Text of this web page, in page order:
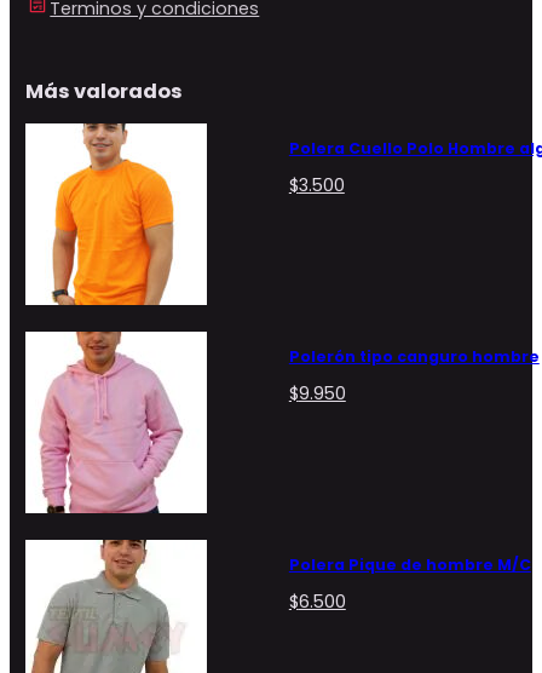
Terminos y condiciones
Más valorados
Polera Cuello Polo Hombre
$3.500
Polerón tipo canguro hombre
$9.950
Polera Pique de hombre M/C
$6.500